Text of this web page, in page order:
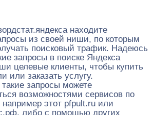
находите
из своей ниши, по которым
поисковый трафик. Надеюсь
запросы в поиске Яндекса
целевые клиенты, чтобы купить
или заказать услугу.
запросы можете
возможностями сервисов по
например этот pfpult.ru или
либо с помощью других